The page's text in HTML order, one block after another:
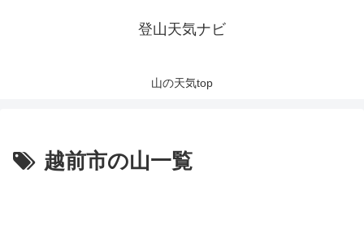
登山天気ナビ
山の天気top
越前市の山一覧